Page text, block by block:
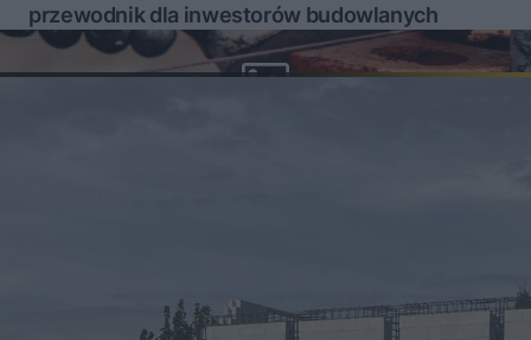
przewodnik dla inwestorów budowlanych